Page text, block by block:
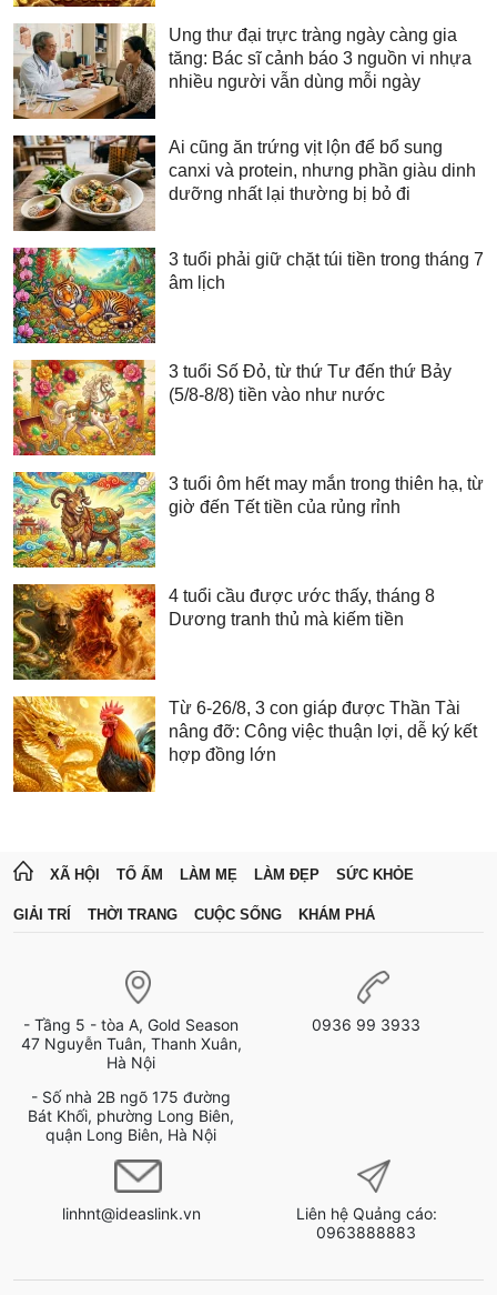
Ung thư đại trực tràng ngày càng gia
tăng: Bác sĩ cảnh báo 3 nguồn vi nhựa
nhiều người vẫn dùng mỗi ngày
Ai cũng ăn trứng vịt lộn để bổ sung
canxi và protein, nhưng phần giàu dinh
dưỡng nhất lại thường bị bỏ đi
3 tuổi phải giữ chặt túi tiền trong tháng 7
âm lịch
3 tuổi Số Đỏ, từ thứ Tư đến thứ Bảy
(5/8-8/8) tiền vào như nước
3 tuổi ôm hết may mắn trong thiên hạ, từ
giờ đến Tết tiền của rủng rỉnh
4 tuổi cầu được ước thấy, tháng 8
Dương tranh thủ mà kiếm tiền
Từ 6-26/8, 3 con giáp được Thần Tài
nâng đỡ: Công việc thuận lợi, dễ ký kết
hợp đồng lớn
XÃ HỘI TỔ ẤM LÀM MẸ LÀM ĐẸP SỨC KHỎE
GIẢI TRÍ THỜI TRANG CUỘC SỐNG KHÁM PHÁ
- Tầng 5 - tòa A, Gold Season
47 Nguyễn Tuân, Thanh Xuân,
Hà Nội
- Số nhà 2B ngõ 175 đường
Bát Khối, phường Long Biên,
quận Long Biên, Hà Nội
0936 99 3933
linhnt@ideaslink.vn
Liên hệ Quảng cáo:
0963888883